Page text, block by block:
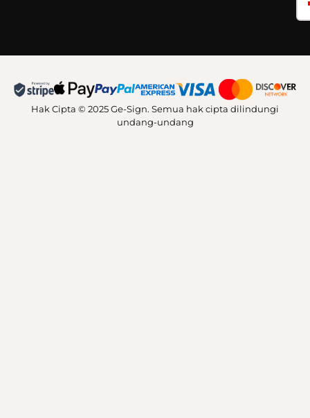
Hak Cipta © 2025 Ge-Sign. Semua hak cipta dilindungi
undang-undang